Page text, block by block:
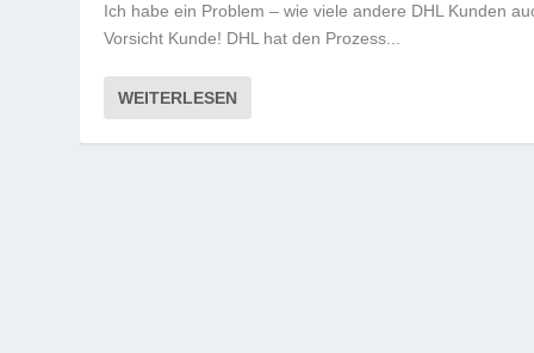
Ich habe ein Problem – wie viele andere DHL Kunden
Vorsicht Kunde! DHL hat den Prozess...
WEITERLESEN